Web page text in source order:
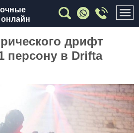
дрифт
персону в Drifta